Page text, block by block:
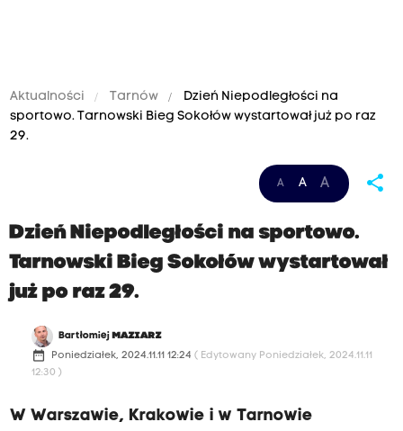
Aktualności Tarnów
Dzień Niepodległości na
sportowo. Tarnowski Bieg Sokołów wystartował już po raz
29.
A A A share
Dzień Niepodległości na sportowo.
Tarnowski Bieg Sokołów wystartował
już po raz 29.
Bartłomiej MAZIARZ
date_range Poniedziałek, 2024.11.11 12:24 ( Edytowany Poniedziałek, 2024.11.11
12:30 )
W Warszawie, Krakowie i w Tarnowie